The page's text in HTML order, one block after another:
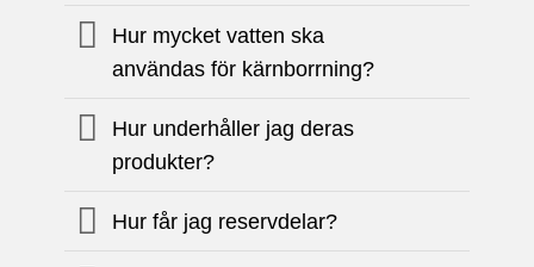
Hur mycket vatten ska
användas för kärnborrning?
Hur underhåller jag deras
produkter?
Hur får jag reservdelar?